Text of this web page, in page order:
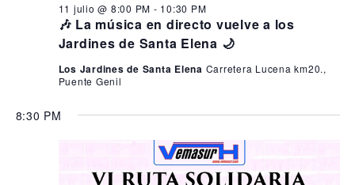
🎶 La música en directo vuelve a los
Jardines de Santa Elena 🌙
11 julio @ 8:00 PM - 10:30 PM
Los Jardines de Santa Elena Carretera Lucena km20.,
Puente Genil
8:30 PM